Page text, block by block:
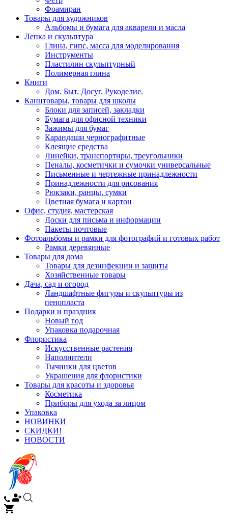
Фоамиран
Товары для художников
Альбомы и бумага для акварели и масла
Лепка и скульптура
Глина, гипс, масса для моделирования
Инструменты
Пластилин скульптурный
Полимерная глина
Книги
Дом. Быт. Досуг. Рукоделие.
Канцтовары, товары для школы
Блоки для записей, закладки
Бумага для офисной техники
Зажимы для бумаг
Карандаши чернографитные
Клеящие средства
Линейки, транспортиры, треугольники
Пеналы, косметички и сумочки универсальные
Письменные и чертежные принадлежности
Принадлежности для рисования
Рюкзаки, ранцы, сумки
Цветная бумага и картон
Офис, студия, мастерская
Доски для письма и информации
Пакеты почтовые
Фотоальбомы и рамки для фотографий и готовых работ
Рамки деревянные
Товары для дома
Товары для дезинфекции и защиты
Хозяйственные товары
Дача, сад и огород
Ландшафтные фигуры и скульптуры из
пенопласта
Подарки и праздник
Новый год
Упаковка подарочная
Флористика
Искусственные растения
Наполнители
Тычинки для цветов
Украшения для флористики
Товары для красоты и здоровья
Косметика
Приборы для ухода за лицом
Упаковка
НОВИНКИ
СКИДКИ!
НОВОСТИ